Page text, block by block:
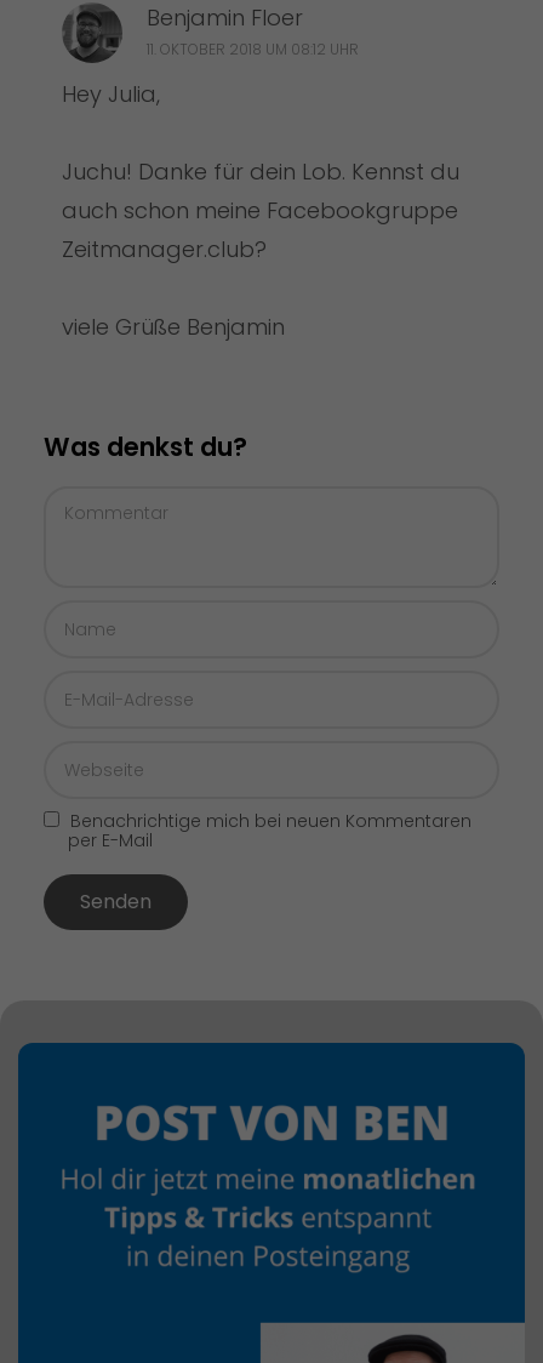
Benjamin Floer
11. OKTOBER 2018 UM 08:12 UHR
Hey Julia,
Juchu! Danke für dein Lob. Kennst du
auch schon meine Facebookgruppe
Zeitmanager.club?
viele Grüße Benjamin
Was denkst du?
Benachrichtige mich bei neuen Kommentaren
per E-Mail
Senden